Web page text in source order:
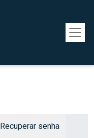
Recuperar senha